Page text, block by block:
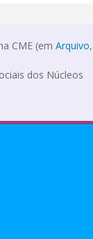
CME (em Arquivo,
dos Núcleos